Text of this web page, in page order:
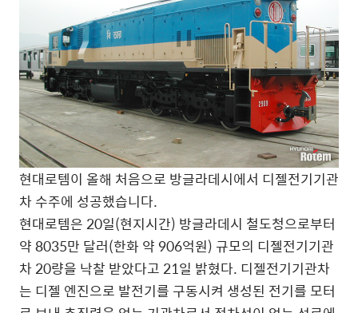
현대로템이 올해 처음으로 방글라데시에서 디젤전기기관
차 수주에 성공했습니다.
현대로템은 20일(현지시간) 방글라데시 철도청으로부터
약 8035만 달러(한화 약 906억원) 규모의 디젤전기기관
차 20량을 낙찰 받았다고 21일 밝혔다. 디젤전기기관차
는 디젤 엔진으로 발전기를 구동시켜 생성된 전기를 모터